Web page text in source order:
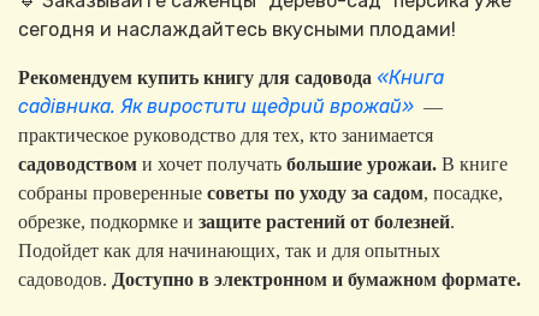
сегодня и наслаждайтесь вкусными плодами!
Рекомендуем купить книгу для садовода «Книга
садівника. Як виростити щедрий врожай» —
практическое руководство для тех, кто занимается
садоводством и хочет получать большие урожаи. В книге
собраны проверенные советы по уходу за садом, посадке,
обрезке, подкормке и защите растений от болезней.
Подойдет как для начинающих, так и для опытных
садоводов. Доступно в электронном и бумажном формате.